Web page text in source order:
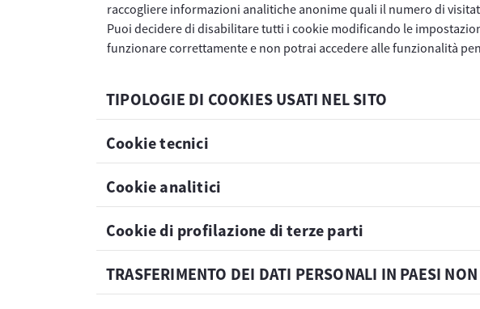
raccogliere informazioni analitiche anonime quali il numero di
Puoi decidere di disabilitare tutti i cookie modificando le
funzionare correttamente e non potrai accedere alle funzionalità
TIPOLOGIE DI COOKIES USATI NEL SITO
Cookie tecnici
Cookie analitici
​​​​​​​Cookie di profilazione di terze parti
TRASFERIMENTO DEI DATI PERSONALI IN PAESI